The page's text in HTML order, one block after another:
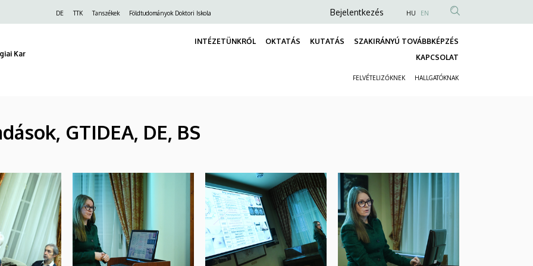
FelsőDE TTK Tanszékek Földtudományok Doktori Iskola
Anonim
fiók
Bejelentkezés HU EN
Kar
INTÉZETÜNKRŐL OKTATÁS KUTATÁS
SZAKIRÁNYÚ TOVÁBBKÉPZÉS
KAPCSOLAT
FELVÉTELIZŐKNEK HALLGATÓKNAK
GTIDEA, DE, BS